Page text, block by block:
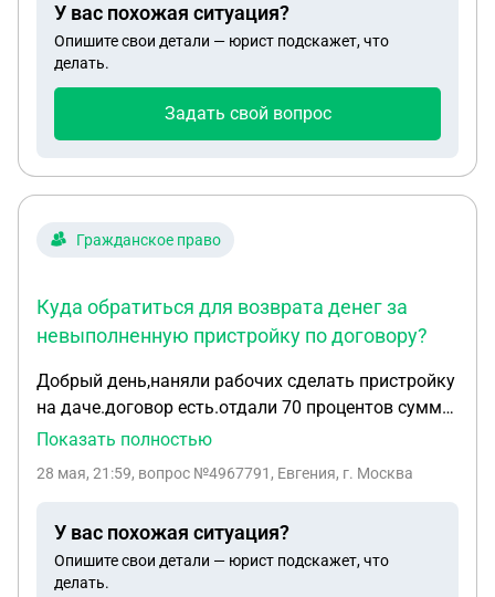
У вас похожая ситуация?
Опишите свои детали — юрист подскажет, что
делать.
Задать свой вопрос
Гражданское право
Куда обратиться для возврата денег за
невыполненную пристройку по договору?
Добрый день,наняли рабочих сделать пристройку
на даче.договор есть.отдали 70 процентов суммы
наличкой и переводом.кормят завтраками.срок
обратиться,чтобы вернуть деньги? Завезен
отвода глаз.отдали 500
Показать полностью
28 мая, 21:59, вопрос №4967791, Евгения, г. Москва
У вас похожая ситуация?
Опишите свои детали — юрист подскажет, что
делать.